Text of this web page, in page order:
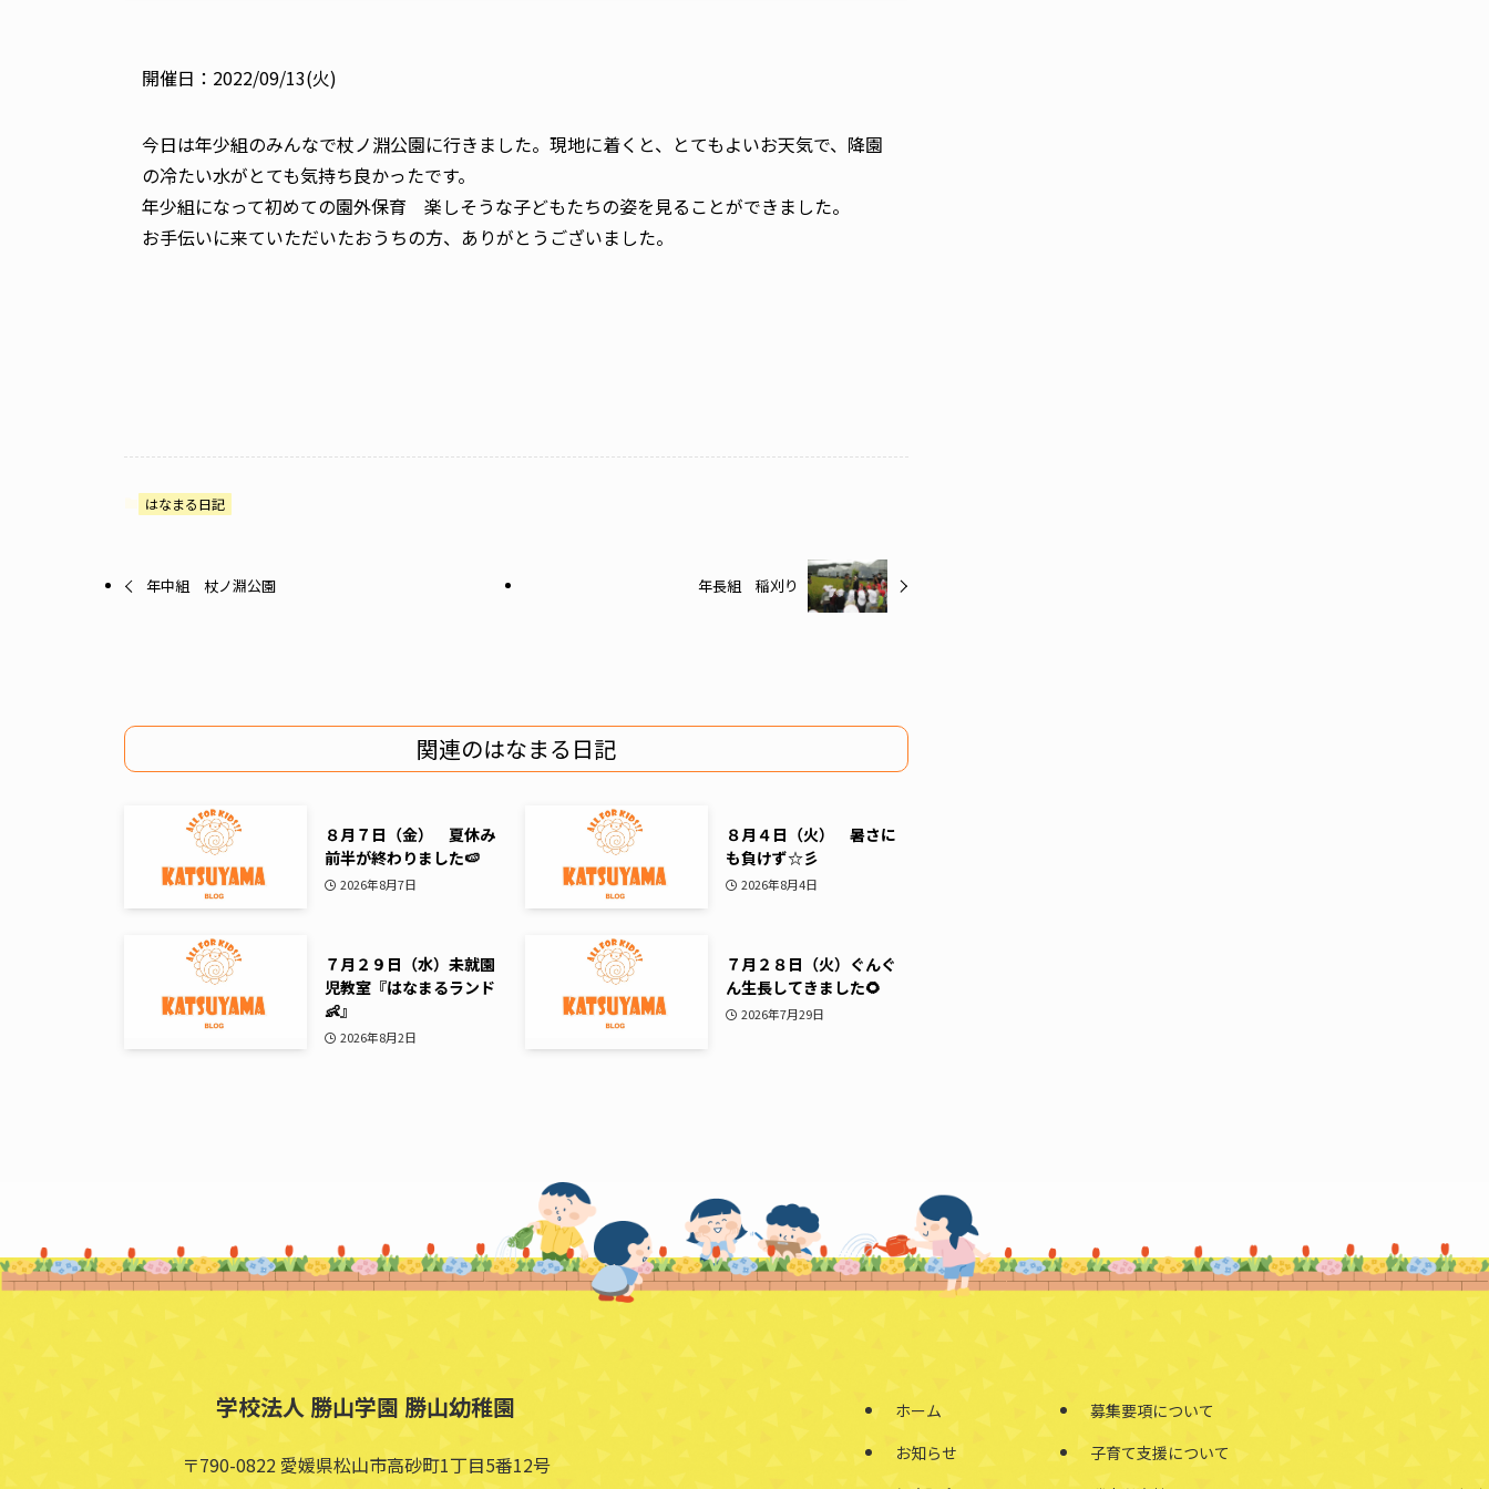
開催日：2022/09/13(火)
今日は年少組のみんなで杖ノ淵公園に行きました。現地に着くと、とてもよいお天気で、降園
の冷たい水がとても気持ち良かったです。
年少組になって初めての園外保育 楽しそうな子どもたちの姿を見ることができました。
お手伝いに来ていただいたおうちの方、ありがとうございました。
はなまる日記
年中組 杖ノ淵公園 年長組 稲刈り
関連のはなまる日記
８月７日（金） 夏休み
前半が終わりました🍉
2026年8月7日
８月４日（火） 暑さに
も負けず☆彡
2026年8月4日
７月２９日（水）未就園
児教室『はなまるランド
👶』
2026年8月2日
７月２８日（火）ぐんぐ
ん生長してきました🌻
2026年7月29日
学校法人 勝山学園 勝山幼稚園
〒790-0822 愛媛県松山市高砂町1丁目5番12号
ホーム
お知らせ
募集要項について
子育て支援について